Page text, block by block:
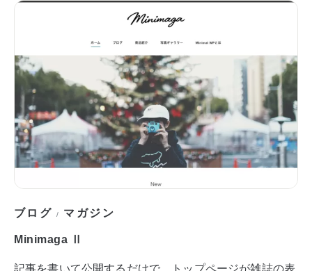
ブログ / マガジン
Minimaga Ⅱ